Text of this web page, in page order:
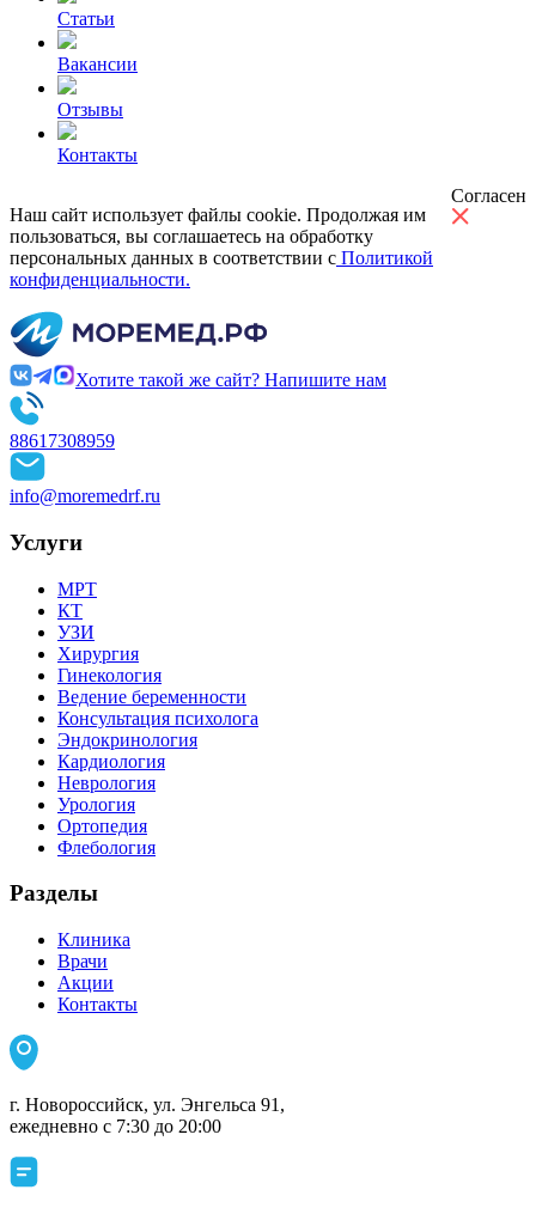
Статьи
Вакансии
Отзывы
Контакты
Наш сайт использует файлы cookie. Продолжая им
пользоваться, вы соглашаетесь на обработку
персональных данных в соответствии с Политикой
конфиденциальности.
Согласен
Хотите такой же сайт? Напишите нам
88617308959
info@moremedrf.ru
Услуги
МРТ
КТ
УЗИ
Хирургия
Гинекология
Ведение беременности
Консультация психолога
Эндокринология
Кардиология
Неврология
Урология
Ортопедия
Флебология
Разделы
Клиника
Врачи
Акции
Контакты
г. Новороссийск, ул. Энгельса 91,
ежедневно с 7:30 до 20:00